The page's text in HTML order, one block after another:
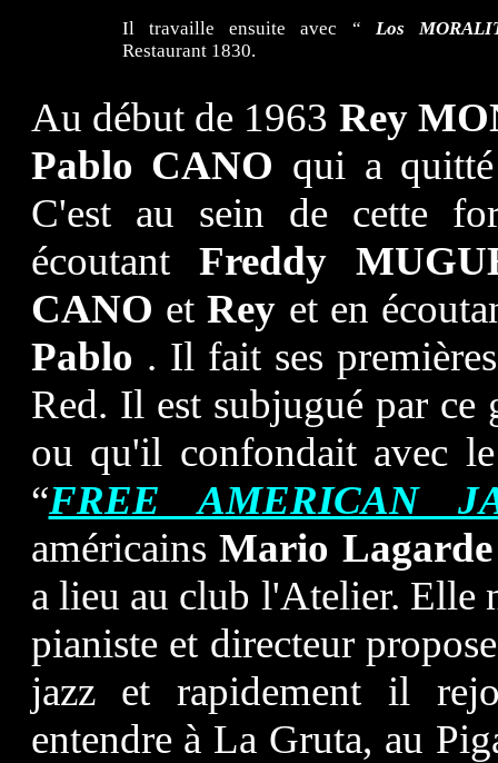
Il travaille ensuite avec “ Los
Restaurant 1830.
Au début de 1963 Rey
Pablo CANO qui a
C'est au sein de cette
écoutant Freddy
CANO etRey et en
Pablo . Il fait ses
Red. Il est subjugué par
ou qu'il confondait avec
“FREE AMERICAN
américainsMario
a lieu au club l'Atelier. Elle
pianiste et directeur
jazz et rapidement il
entendre à La Gruta, au